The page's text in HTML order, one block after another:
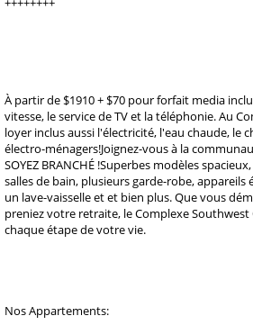
À partir de $1910 + $70 pour forfait media
vitesse, le service de TV et la téléphonie. Au
loyer inclus aussi l'électricité, l'eau chaude, le
électro-ménagers!Joignez-vous à la
SOYEZ BRANCHÉ !Superbes modèles
salles de bain, plusieurs garde-robe,
un lave-vaisselle et et bien plus. Que vous
preniez votre retraite, le Complexe
chaque étape de votre vie.
Nos Appartements: